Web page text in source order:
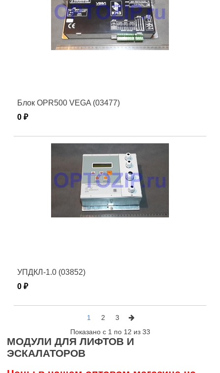
Блок OPR500 VEGA (03477)
0 ₽
УПДКЛ-1.0 (03852)
0 ₽
1 2
3
Показано с 1 по 12 из 33
МОДУЛИ ДЛЯ ЛИФТОВ И
ЭСКАЛАТОРОВ